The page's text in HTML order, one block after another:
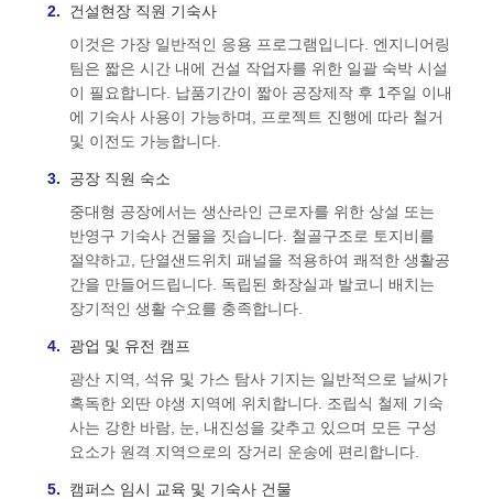
건설현장 직원 기숙사
이것은 가장 일반적인 응용 프로그램입니다. 엔지니어링
팀은 짧은 시간 내에 건설 작업자를 위한 일괄 숙박 시설
이 필요합니다. 납품기간이 짧아 공장제작 후 1주일 이내
에 기숙사 사용이 가능하며, 프로젝트 진행에 따라 철거
및 이전도 가능합니다.
공장 직원 숙소
중대형 공장에서는 생산라인 근로자를 위한 상설 또는
반영구 기숙사 건물을 짓습니다. 철골구조로 토지비를
절약하고, 단열샌드위치 패널을 적용하여 쾌적한 생활공
간을 만들어드립니다. 독립된 화장실과 발코니 배치는
장기적인 생활 수요를 충족합니다.
광업 및 유전 캠프
광산 지역, 석유 및 가스 탐사 기지는 일반적으로 날씨가
혹독한 외딴 야생 지역에 위치합니다. 조립식 철제 기숙
사는 강한 바람, 눈, 내진성을 갖추고 있으며 모든 구성
요소가 원격 지역으로의 장거리 운송에 편리합니다.
캠퍼스 임시 교육 및 기숙사 건물